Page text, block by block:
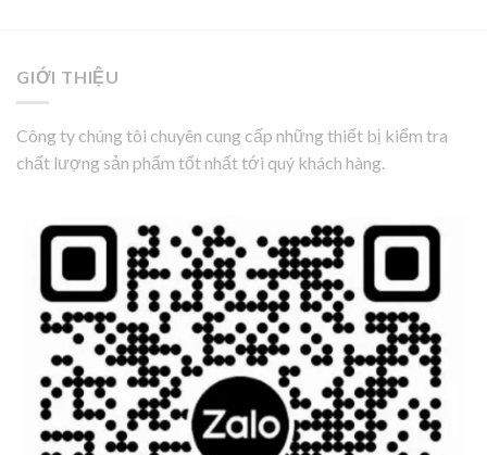
GIỚI THIỆU
Công ty chúng tôi chuyên cung cấp những thiết bị kiểm tra
chất lượng sản phẩm tốt nhất tới quý khách hàng.